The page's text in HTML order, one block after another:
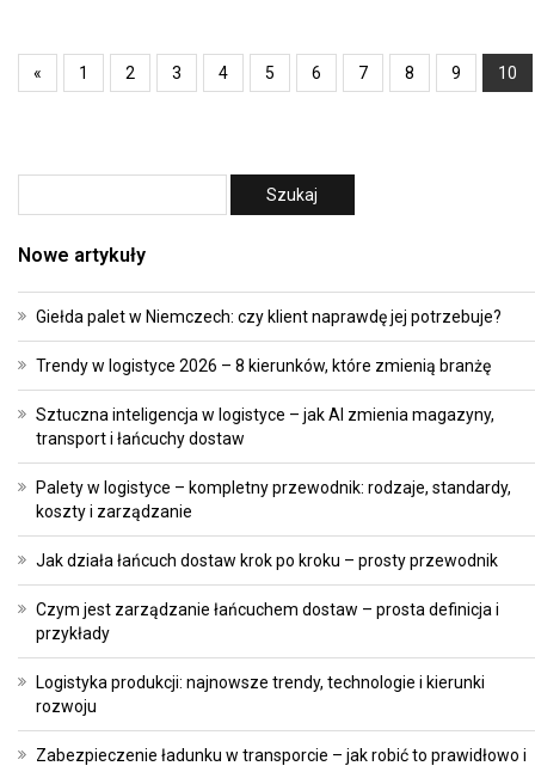
« 1 2 3 4 5 6 7 8 9 10
Nowe artykuły
Giełda palet w Niemczech: czy klient naprawdę jej potrzebuje?
Trendy w logistyce 2026 – 8 kierunków, które zmienią branżę
Sztuczna inteligencja w logistyce – jak AI zmienia magazyny,
transport i łańcuchy dostaw
Palety w logistyce – kompletny przewodnik: rodzaje, standardy,
koszty i zarządzanie
Jak działa łańcuch dostaw krok po kroku – prosty przewodnik
Czym jest zarządzanie łańcuchem dostaw – prosta definicja i
przykłady
Logistyka produkcji: najnowsze trendy, technologie i kierunki
rozwoju
Zabezpieczenie ładunku w transporcie – jak robić to prawidłowo i